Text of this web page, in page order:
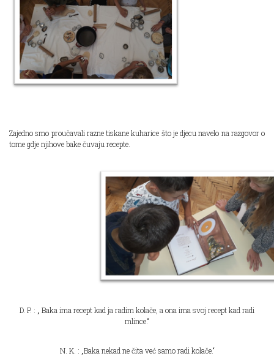
Zajedno smo proučavali razne tiskane kuharice što je djecu navelo na razgovor o
tome gdje njihove bake čuvaju recepte.
D. P. : „ Baka ima recept kad ja radim kolače, a ona ima svoj recept kad radi
mlince.“
N. K. : „Baka nekad ne čita već samo radi kolače.“